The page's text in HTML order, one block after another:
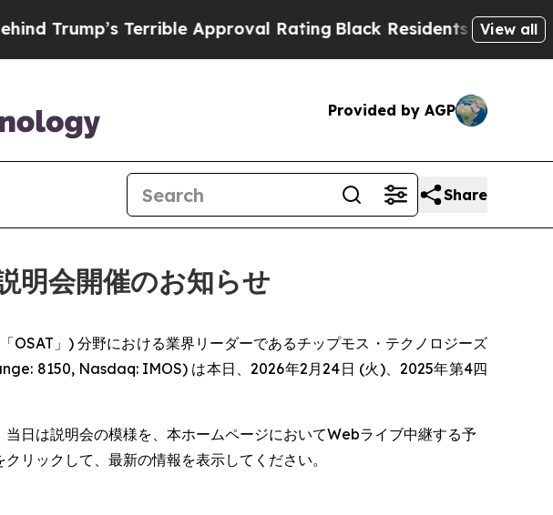
Trump’s Terrible Approval RatingBlack Residents Warned of
View all
Provided by AGP
Share
明会開催のお知らせ
」) 分野における業界リーダーであるチップモス・テクノロジーズ
8150, Nasdaq: IMOS) は本日、2026年2月24日 (火)、2025年第4四
日は説明会の模様を、本ホームページにおいてWebライブ中継する予
リックして、最新の情報を表示してください。